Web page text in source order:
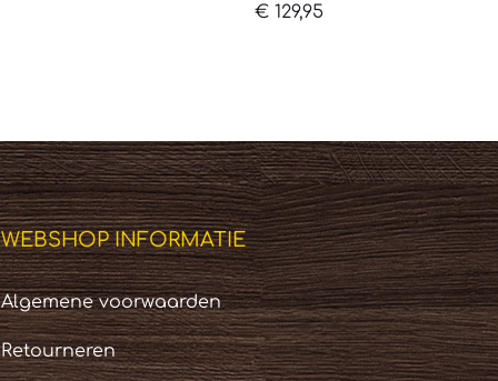
€129,95
WEBSHOP INFORMATIE
Algemene voorwaarden
Retourneren